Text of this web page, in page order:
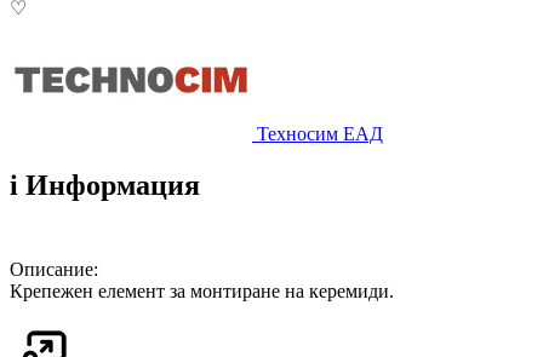
♡
Техносим ЕАД
i Информация
Описание:
Крепежен елемент за монтиране на керемиди.